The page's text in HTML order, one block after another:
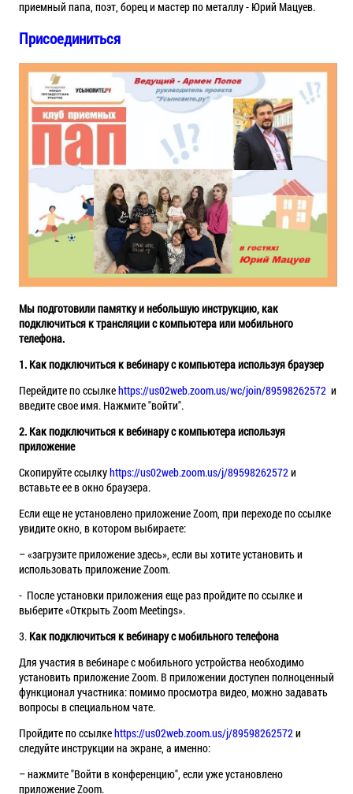
приемный папа, поэт, борец и мастер по металлу - Юрий Мацуев.
Присоединиться
Мы подготовили памятку и небольшую инструкцию, как
подключиться к трансляции с компьютера или мобильного
телефона.
1. Как подключиться к вебинару с компьютера используя браузер
Перейдите по ссылкеhttps://us02web.zoom.us/wc/join/89598262572и
введите свое имя. Нажмите "войти".
2. Как подключиться к вебинару с компьютера используя
приложение
Скопируйте ссылкуhttps://us02web.zoom.us/j/89598262572и
вставьте ее в окно браузера.
Если еще не установлено приложение Zoom, при переходе по ссылке
увидите окно, в котором выбираете:
– «загрузите приложение здесь», если вы хотите установить и
использовать приложение Zoom.
- После установки приложения еще раз пройдите по ссылке и
выберите «Открыть Zoom Meetings».
3. Как подключиться к вебинару с мобильного телефона
Для участия в вебинаре с мобильного устройства необходимо
установить приложение Zoom. В приложении доступен полноценный
функционал участника: помимо просмотра видео, можно задавать
вопросы в специальном чате.
Пройдите по ссылкеhttps://us02web.zoom.us/j/89598262572и
следуйте инструкции на экране, а именно:
– нажмите "Войти в конференцию", если уже установлено
приложение Zoom.